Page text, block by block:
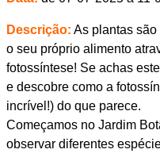
Descrição: As plantas são
o seu próprio alimento
fotossíntese! Se achas
e descobre como a
incrível!) do que parece.
Começamos no Jardim
observar diferentes